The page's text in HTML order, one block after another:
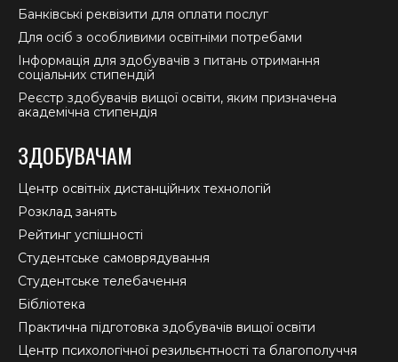
Банківські реквізити для оплати послуг
Для осіб з особливими освітніми потребами
Інформація для здобувачів з питань отримання
соціальних стипендій
Реєстр здобувачів вищої освіти, яким призначена
академічна стипендія
ЗДОБУВАЧАМ
Центр освітніх дистанційних технологій
Розклад занять
Рейтинг успішності
Студентське самоврядування
Студентське телебачення
Бібліотека
Практична підготовка здобувачів вищої освіти
Центр психологічної резильєнтності та благополуччя